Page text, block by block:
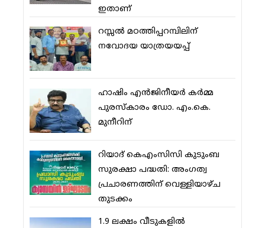
ഇതാണ്
റസ്സല്‍ മഠത്തിപ്പറമ്പിലിന്
നവോദയ യാത്രയയപ്പ്
ഹാഷിം എന്‍ജിനീയര്‍ കര്‍മ്മ
പുരസ്‌കാരം ഡോ. എം.കെ.
മുനീറിന്
റിയാദ് കെഎംസിസി കുടുംബ
സുരക്ഷാ പദ്ധതി: അംഗത്വ
പ്രചാരണത്തിന് വെള്ളിയാഴ്ച
തുടക്കം
1.9 ലക്ഷം വീടുകളില്‍